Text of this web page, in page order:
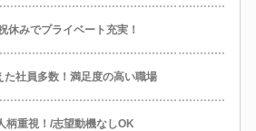
休みでプライベート充実！
た社員多数！満足度の高い職場
柄重視！/志望動機なしOK